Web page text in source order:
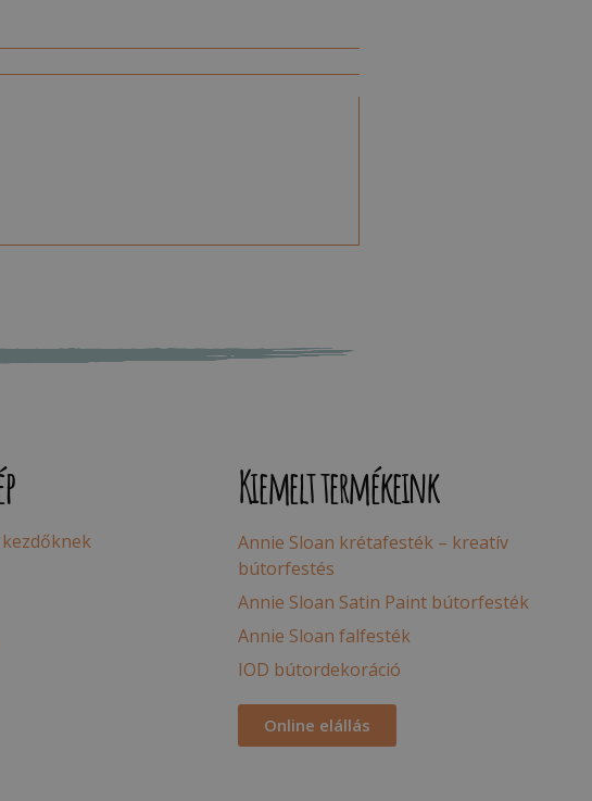
Kiemelt termékeink
Annie Sloan krétafesték – kreatív
bútorfestés
Annie Sloan Satin Paint bútorfesték
Annie Sloan falfesték
IOD bútordekoráció
Online elállás